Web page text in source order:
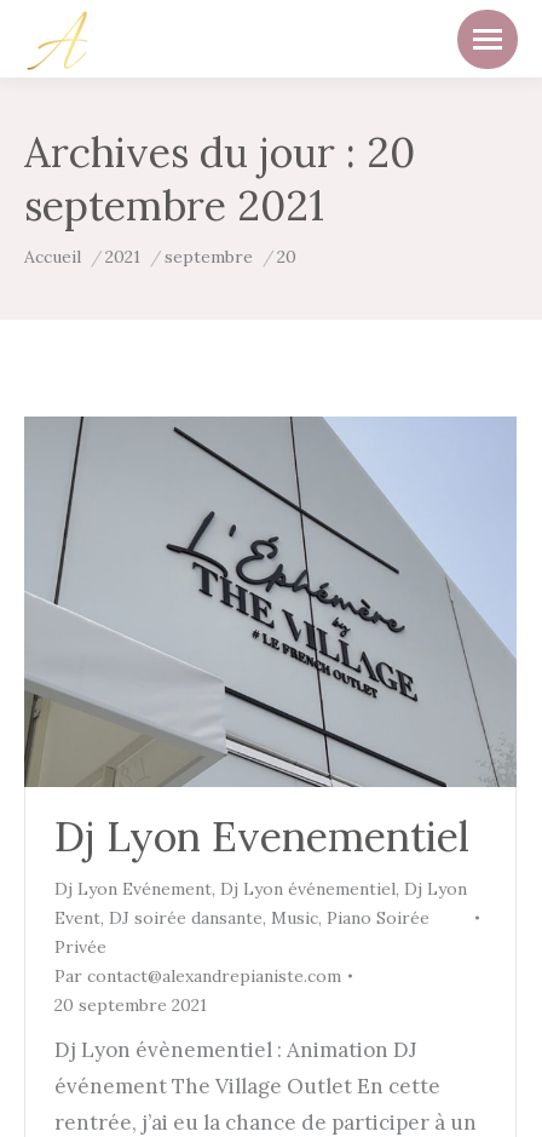
Archives du jour : 20
septembre 2021
Vous êtes ici :
Accueil 2021 septembre 20
Dj Lyon Evenementiel
Dj Lyon Evénement, Dj Lyon événementiel, Dj Lyon
Event, DJ soirée dansante, Music, Piano Soirée
Privée
Par contact@alexandrepianiste.com
20 septembre 2021
Dj Lyon évènementiel : Animation DJ
événement The Village Outlet En cette
rentrée, j’ai eu la chance de participer à un